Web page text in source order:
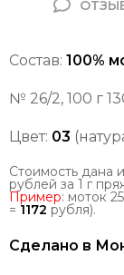
Состав: 100%
№ 26/2, 100 г
Цвет: 03
Стоимость дана
рублей за 1 г
Пример: моток
= 1172 рубля).
Сделано в